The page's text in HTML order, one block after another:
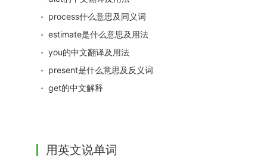
process什么意思及同义词
estimate是什么意思及用法
you的中文翻译及用法
present是什么意思及反义词
get的中文解释
用英文说单词